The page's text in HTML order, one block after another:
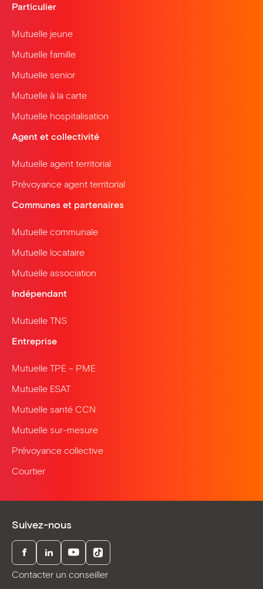
Particulier
Mutuelle jeune
Mutuelle famille
Mutuelle senior
Mutuelle à la carte
Mutuelle hospitalisation
Agent et collectivité
Mutuelle agent territorial
Prévoyance agent territorial
Communes et partenaires
Mutuelle communale
Mutuelle locataire
Mutuelle association
Indépendant
Mutuelle TNS
Entreprise
Mutuelle TPE – PME
Mutuelle ESAT
Mutuelle santé CCN
Mutuelle sur-mesure
Prévoyance collective
Courtier
Suivez-nous
FacebookLinkedInYoutubeTikTok
Contacter un conseiller